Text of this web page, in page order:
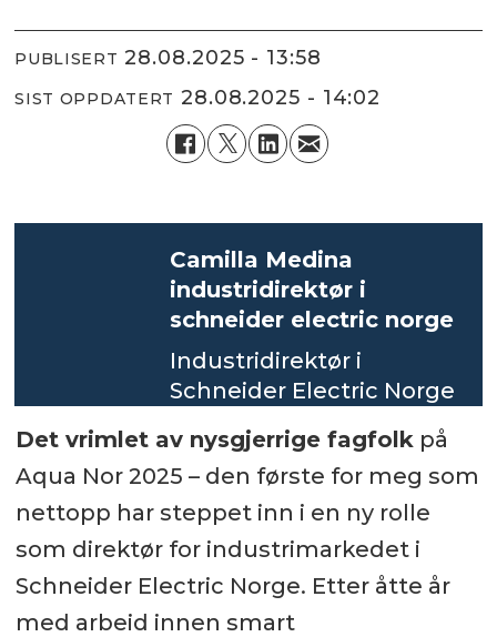
PUBLISERT 28.08.2025 - 13:58
SIST OPPDATERT 28.08.2025 - 14:02
Camilla Medina
industridirektør i
schneider electric norge
Industridirektør i
Schneider Electric Norge
Det vrimlet av nysgjerrige fagfolkpå
Aqua Nor 2025 – den første for meg som
nettopp har steppet inn i en ny rolle
som direktør for industrimarkedet i
Schneider Electric Norge. Etter åtte år
med arbeid innen smart